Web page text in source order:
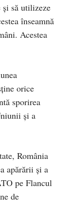
și să utilizeze
înseamnă
Acestea
orice
sporirea
și a
România
apărării și a
pe Flancul
de